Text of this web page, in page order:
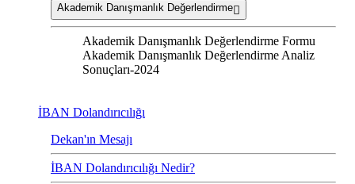
Akademik Danışmanlık Değerlendirme
Akademik Danışmanlık Değerlendirme Formu
Akademik Danışmanlık Değerlendirme Analiz
Sonuçları-2024
İBAN Dolandırıcılığı
Dekan'ın Mesajı
İBAN Dolandırıcılığı Nedir?